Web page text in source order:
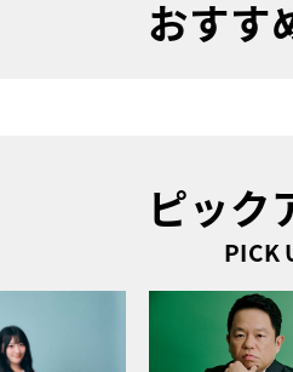
おすす
ピック
PICK